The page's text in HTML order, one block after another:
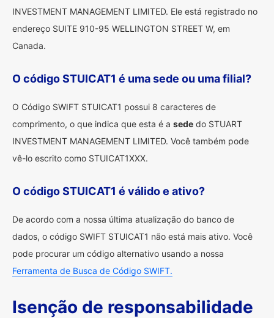
INVESTMENT MANAGEMENT LIMITED. Ele está registrado no
endereço SUITE 910-95 WELLINGTON STREET W, em
Canada.
O código STUICAT1 é uma sede ou uma filial?
O Código SWIFT STUICAT1 possui 8 caracteres de
comprimento, o que indica que esta é a sede do STUART
INVESTMENT MANAGEMENT LIMITED. Você também pode
vê-lo escrito como STUICAT1XXX.
O código STUICAT1 é válido e ativo?
De acordo com a nossa última atualização do banco de
dados, o código SWIFT STUICAT1 não está mais ativo. Você
pode procurar um código alternativo usando a nossa
Ferramenta de Busca de Código SWIFT.
Isenção de responsabilidade